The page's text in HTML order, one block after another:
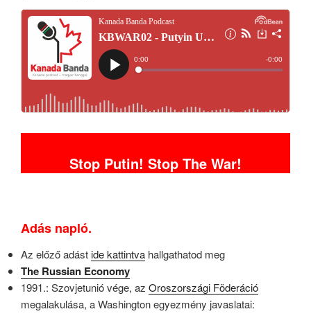
Stop Putin! Stop The War!
Adás napló.
Az előző adástide kattintva hallgathatod meg
The Russian Economy
1991.: Szovjetunió vége, az Oroszországi Föderáció
megalakulása, a Washington egyezmény javaslatai: